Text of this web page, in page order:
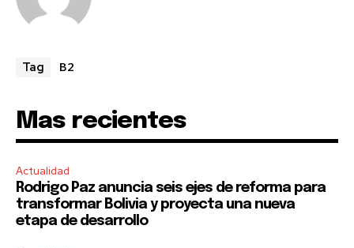
Tag B2
Mas recientes
Actualidad
Rodrigo Paz anuncia seis ejes de reforma para
transformar Bolivia y proyecta una nueva
etapa de desarrollo